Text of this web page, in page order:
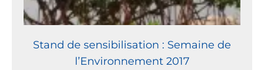
Stand de sensibilisation : Semaine de
l’Environnement 2017